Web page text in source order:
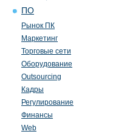
ПО
Рынок ПК
Маркетинг
Торговые сети
Оборудование
Outsourcing
Кадры
Регулирование
Финансы
Web